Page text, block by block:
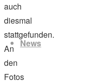
Zum
Inhalt
springenNews
auch
diesmal
stattgefunden.
An
den
Fotos